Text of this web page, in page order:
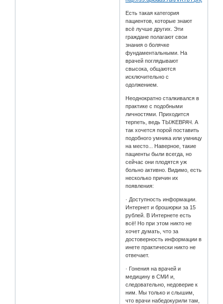
Есть такая категория
пациентов, которые знают
всё лучше других. Эти
граждане полагают свои
знания о болячке
фундаментальными. На
врачей поглядывают
свысока, общаются
исключительно с
одолжением.
Неоднократно сталкивался в
практике с подобными
личностями. Приходится
терпеть, ведь ТЫЖЕВРАЧ. А
так хочется порой поставить
подобного умника или умницу
на место... Наверное, такие
пациенты были всегда, но
сейчас они плодятся уж
больно активно. Видимо, есть
несколько причин их
появления:
· Доступность информации.
Интернет и брошюрки за 15
рублей. В Интернете есть
всё! Но при этом никто не
хочет думать, что за
достоверность информации в
инете практически никто не
отвечает.
· Гонения на врачей и
медицину в СМИ и,
следовательно, недоверие к
ним. Мы только и слышим,
что врачи набедокурили там,